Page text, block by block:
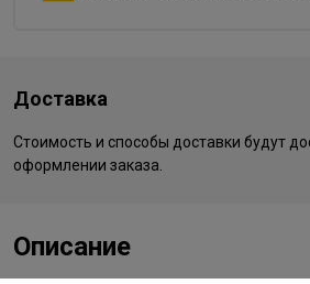
Доставка
Стоимость и способы доставки будут
оформлении заказа.
Описание